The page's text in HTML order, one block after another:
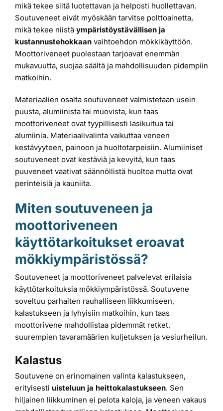
mikä tekee siitä luotettavan ja helposti huollettavan.
Soutuveneet eivät myöskään tarvitse polttoainetta,
mikä tekee niistä ympäristöystävällisen ja
kustannustehokkaan vaihtoehdon mökkikäyttöön.
Moottoriveneet puolestaan tarjoavat enemmän
mukavuutta, suojaa säältä ja mahdollisuuden pidempiin
matkoihin.
Materiaalien osalta soutuveneet valmistetaan usein
puusta, alumiinista tai muovista, kun taas
moottoriveneet ovat tyypillisesti lasikuitua tai
alumiinia. Materiaalivalinta vaikuttaa veneen
kestävyyteen, painoon ja huoltotarpeisiin. Alumiiniset
soutuveneet ovat kestäviä ja kevyitä, kun taas
puuveneet vaativat säännöllistä huoltoa mutta ovat
perinteisiä ja kauniita.
Miten soutuveneen ja
moottoriveneen
käyttötarkoitukset eroavat
mökkiympäristössä?
Soutuveneet ja moottoriveneet palvelevat erilaisia
käyttötarkoituksia mökkiympäristössä. Soutuvene
soveltuu parhaiten rauhalliseen liikkumiseen,
kalastukseen ja lyhyisiin matkoihin, kun taas
moottorivene mahdollistaa pidemmät retket,
suurempien tavaramäärien kuljetuksen ja vesiurheilun.
Kalastus
Soutuvene on erinomainen valinta kalastukseen,
erityisesti uisteluun ja heittokalastukseen. Sen
hiljainen liikkuminen ei pelota kaloja, ja veneen vakaus